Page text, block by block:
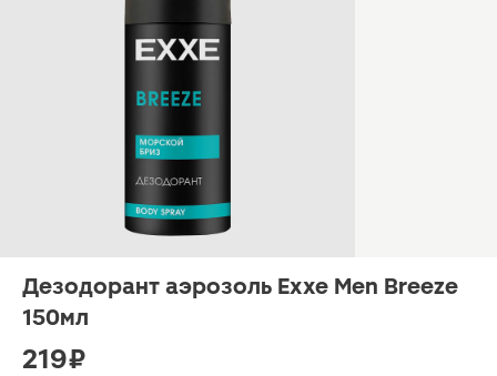
Дезодорант аэрозоль Exxe Men Breeze
150мл
219 ₽